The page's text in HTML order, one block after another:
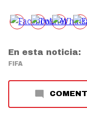
En esta noticia:
FIFA